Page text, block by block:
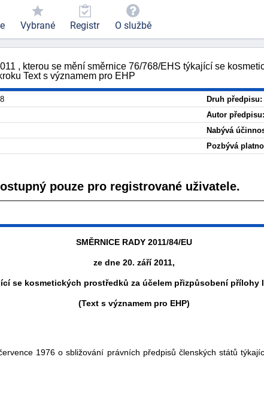
, kterou se mění směrnice 76/768/EHS týkající se
Text s významem pro EHP
Druh předpisu:
Autor předpisu:
Nabývá
Pozbývá
pouze pro registrované uživatele.
SMĚRNICE RADY 2011/84/EU
ze dne 20. září 2011,
se kosmetických prostředků za účelem přizpůsobení
(Text s významem pro EHP)
1976 o sbližování právních předpisů členských států
Vybrané Registr O službě